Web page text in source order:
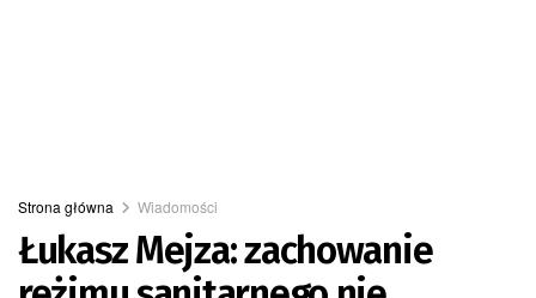
Strona główna Wiadomości
Łukasz Mejza: zachowanie